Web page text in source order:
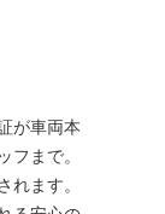
が車両本
まで。
ます。